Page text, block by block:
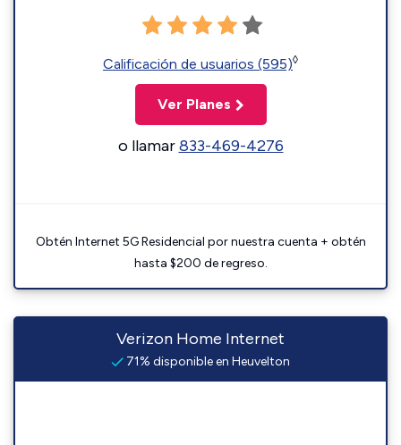
Calificación de usuarios (595)◊
Ver Planes
o llamar833-469-4276
Obtén Internet 5G Residencial por nuestra cuenta + obtén
hasta $200 de regreso.
Verizon Home Internet
71% disponible en Heuvelton